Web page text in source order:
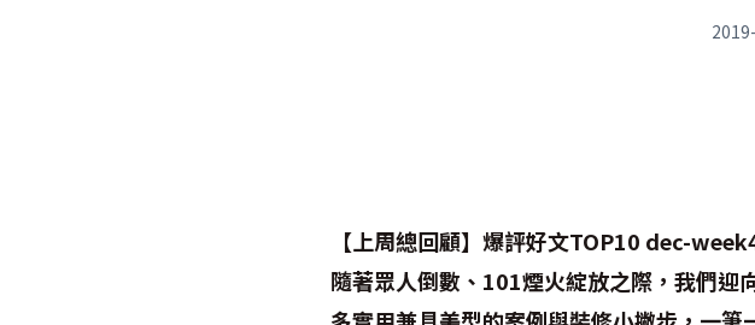
【上周總回顧】爆評好文TOP10 dec-
隨著眾人倒數、101煙火綻放之際，我們